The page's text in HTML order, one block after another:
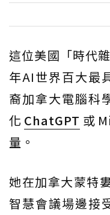
這位美國「時代
年AI世界百大最
裔加拿大電腦科
化 ChatGPT 或
量。
她在加拿大蒙特
智慧會議場邊接